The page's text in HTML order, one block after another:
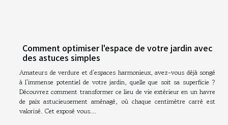
Comment optimiser l'espace de votre jardin avec
des astuces simples
Amateurs de verdure et d'espaces harmonieux, avez-vous déjà songé
à l'immense potentiel de votre jardin, quelle que soit sa superficie ?
Découvrez comment transformer ce lieu de vie extérieur en un havre
de paix astucieusement aménagé, où chaque centimètre carré est
valorisé. Cet exposé vous...